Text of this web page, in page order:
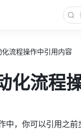
流程操作中引用内容
化流程
，你可以引用之前